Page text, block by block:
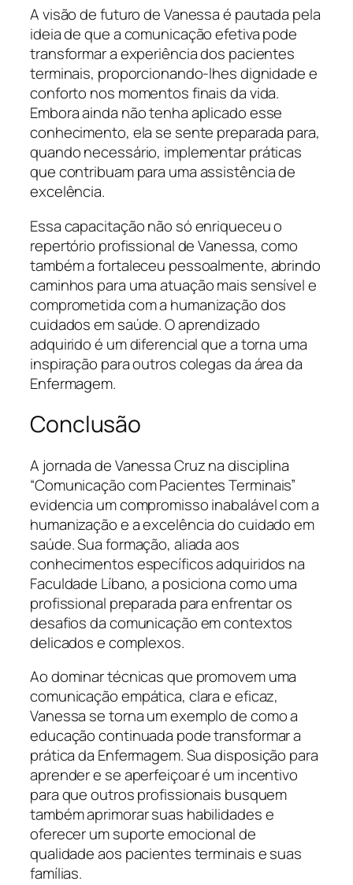
A visão de futuro de Vanessa é pautada pela
ideia de que a comunicação efetiva pode
transformar a experiência dos pacientes
terminais, proporcionando-lhes dignidade e
conforto nos momentos finais da vida.
Embora ainda não tenha aplicado esse
conhecimento, ela se sente preparada para,
quando necessário, implementar práticas
que contribuam para uma assistência de
excelência.
Essa capacitação não só enriqueceu o
repertório profissional de Vanessa, como
também a fortaleceu pessoalmente, abrindo
caminhos para uma atuação mais sensível e
comprometida com a humanização dos
cuidados em saúde. O aprendizado
adquirido é um diferencial que a torna uma
inspiração para outros colegas da área da
Enfermagem.
Conclusão
A jornada de Vanessa Cruz na disciplina
“Comunicação com Pacientes Terminais”
evidencia um compromisso inabalável com a
humanização e a excelência do cuidado em
saúde. Sua formação, aliada aos
conhecimentos específicos adquiridos na
Faculdade Líbano, a posiciona como uma
profissional preparada para enfrentar os
desafios da comunicação em contextos
delicados e complexos.
Ao dominar técnicas que promovem uma
comunicação empática, clara e eficaz,
Vanessa se torna um exemplo de como a
educação continuada pode transformar a
prática da Enfermagem. Sua disposição para
aprender e se aperfeiçoar é um incentivo
para que outros profissionais busquem
também aprimorar suas habilidades e
oferecer um suporte emocional de
qualidade aos pacientes terminais e suas
famílias.